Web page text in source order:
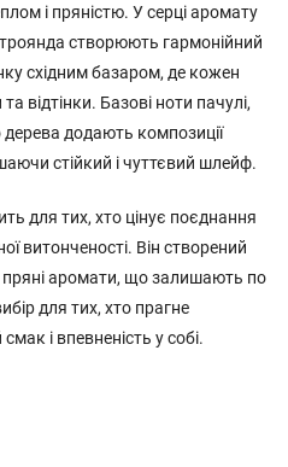
і пряністю. У серці аромату
троянда створюють гармонійний
східним базаром, де кожен
відтінки. Базові ноти пачулі,
дерева додають композиції
стійкий і чуттєвий шлейф.
для тих, хто цінує поєднання
витонченості. Він створений
пряні аромати, що залишають по
для тих, хто прагне
і впевненість у собі.